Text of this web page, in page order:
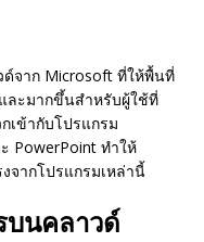
ด์จาก Microsoft ที่ให้พื้นที่
ละมากขึ้นสำหรับผู้ใช้ที่
เข้ากับโปรแกรม
PowerPoint ทำให้
จากโปรแกรมเหล่านี้
บนคลาวด์